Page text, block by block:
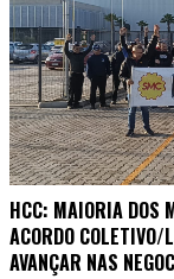
HCC: MAIORIA DOS
ACORDO COLETIVO/
AVANÇAR NAS